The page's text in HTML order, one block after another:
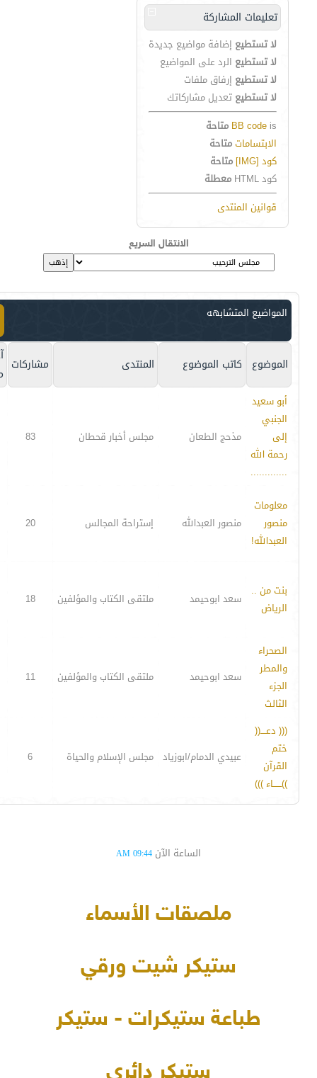
تعليمات المشاركة
لا تستطيع إضافة مواضيع جديدة
لا تستطيع الرد على المواضيع
لا تستطيع إرفاق ملفات
لا تستطيع تعديل مشاركاتك
BB code is
متاحة
الابتساماتمتاحة
كود [IMG]
متاحة
كود HTML
معطلة
قوانين المنتدى
الانتقال السريع
المواضيع المتشابهه
الموضوع كاتب الموضوع المنتدى مشاركات
أبو سعيد
الجنبي
إلى
رحمة الله
.............
مذحج الطعان مجلس أخبار قحطان 83
معلومات
منصور
العبدالله!
منصور العبدالله إستراحة المجالس 20
بنت من ..
الرياض
سعد ابوحيمد ملتقى الكتاب والمؤلفين 18
الصحراء
والمطر
الجزء
الثالث
سعد ابوحيمد ملتقى الكتاب والمؤلفين 11
((( دعــــ((
ختم
القرآن
))ــــــاء )))
عبيدي الدمام/ابوزياد مجلس الإسلام والحياة 6
الساعة الآن 09:44 AM
ملصقات الأسماء
ستيكر شيت ورقي
طباعة ستيكرات - ستيكر
ستيكر دائري